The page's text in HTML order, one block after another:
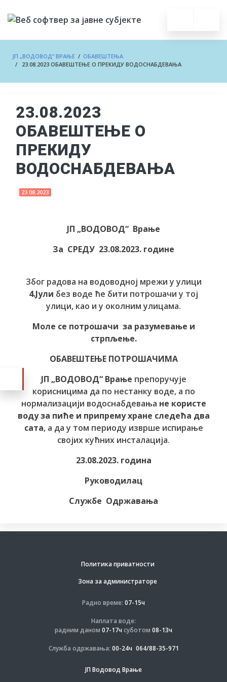
ЈП „ВОДОВОД“ ВРАЊЕ / ОБАВЕШТЕЊА
/ 23.08.2023 ОБАВЕШТЕЊЕ О ПРЕКИДУ ВОДОСНАБДЕВАЊА
23.08.2023
ОБАВЕШТЕЊЕ О
ПРЕКИДУ
ВОДОСНАБДЕВАЊА
23.08.2023
ЈП „ВОДОВОД“ Врање
За СРЕДУ 23.08.2023. године
Због радова на водоводној мрежи у улици
4.Јули без воде ће бити потрошачи у тој
улици, као и у околним улицама.
Моле се потрошачи за разумевање и
стрпљење.
ОБАВЕШТЕЊЕ ПОТРОШАЧИМА
ЈП „ВОДОВОД“ Врање препоручује
корисницима да по нестанку воде, а по
нормализацији водоснабдевања не користе
воду за пиће и припрему хране следећа два
сата, а да у том периоду изврше испирање
својих кућних инсталација.
23.08.2023. година
Руководилац
Службе Одржавања
Политика приватности
Зона за администраторе
Радно време: 07-15ч
Наплата воде:
радним даном 07-17ч суботом 08-13ч
Служба одржавања: 00-24ч 064/88-35-971
ЈП Водовод Врање